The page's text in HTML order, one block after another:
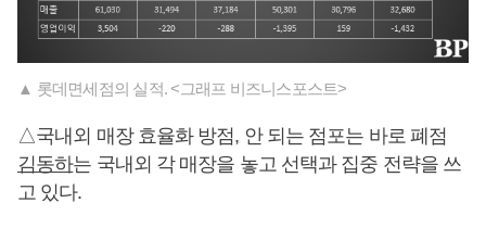
▲ 롯데면세점의 실적. <그래프 비즈니스포스트>
△국내외 매장 효율화 방점, 안 되는 점포는 바로 폐점
김동하는 국내외 각 매장을 놓고 선택과 집중 전략을 쓰
고 있다.